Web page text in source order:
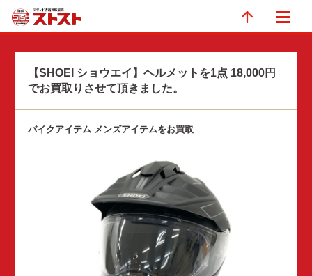
【SHOEI ショウエイ】ヘルメットを1点 18,000円
でお買取りさせて頂きました。
バイクアイテム メンズアイテムをお買取